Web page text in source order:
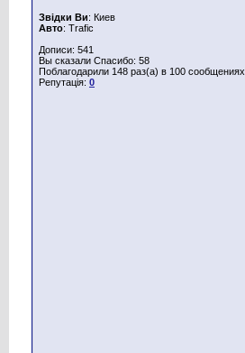
Звідки Ви: Киев
Авто: Trafic
Дописи: 541
Вы сказали Спасибо: 58
Поблагодарили 148 раз(а) в 100 сообщениях
Репутація: 0